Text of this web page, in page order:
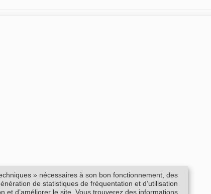
» nécessaires à son bon fonctionnement, des
de statistiques de fréquentation et d’utilisation
et d’améliorer le site. Vous trouverez des informations